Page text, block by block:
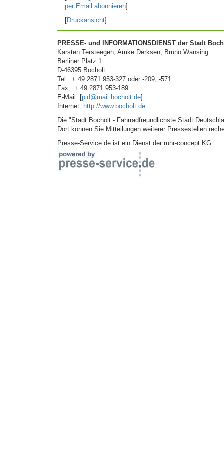
per Email abonnieren]
[Druckansicht]
PRESSE- und INFORMATIONSDIENST der Stadt
Karsten Tersteegen, Amke Derksen, Bruno Wansing
Berliner Platz 1
D-46395 Bocholt
Tel.: + 49 2871 953-327 oder -209, -571
Fax.: + 49 2871 953-189
E-Mail: [pid@mail.bocholt.de]
Internet: http://www.bocholt.de
Die "Stadt Bocholt - Fahrradfreundlichste Stadt
Dort können Sie Mitteilungen weiterer Pressestellen
Presse-Service.de ist ein Dienst der ruhr-concept KG